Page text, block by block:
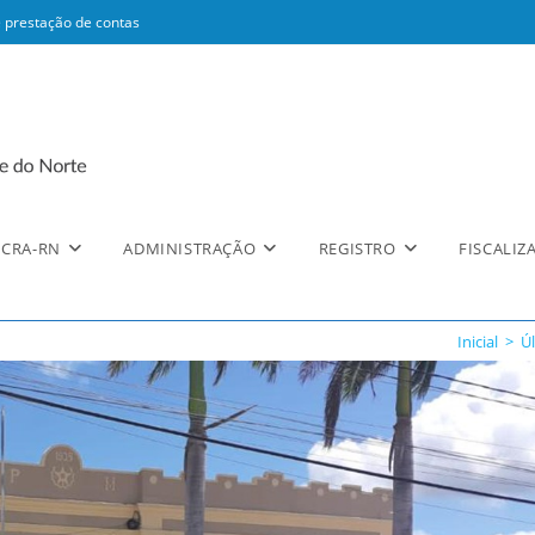
de contas
CRA-RN ADMINISTRAÇÃO REGISTRO
Inicial >